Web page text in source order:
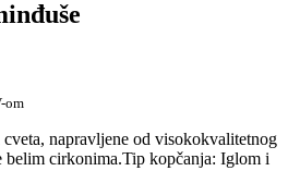
om
napravljene od visokokvalitetnog
belim cirkonima.Tip kopčanja: Iglom i